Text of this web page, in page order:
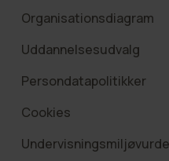
Organisationsdiagram
Uddannelsesudvalg
Persondatapolitikker
Cookies